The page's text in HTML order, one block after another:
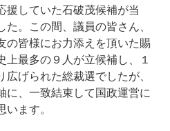
援していた石破茂候補が当
。この間、議員の皆さん、
の皆様にお力添えを頂いた賜
最多の９人が立候補し、１
広げられた総裁選でしたが、
に、一致結束して国政運営に
ます。